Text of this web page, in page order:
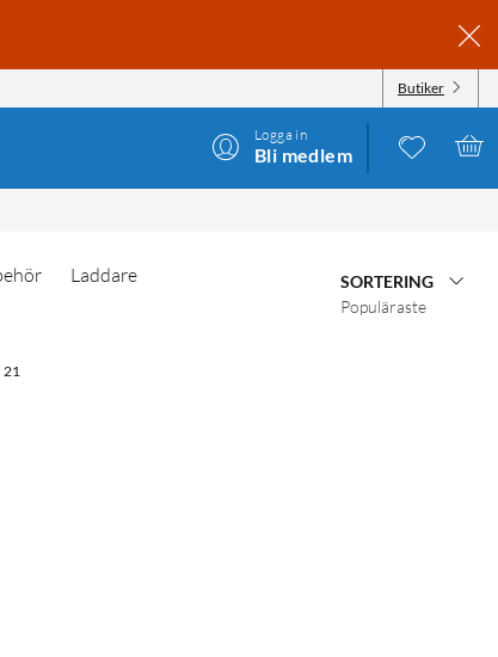
Butiker
Logga in
Bli medlem
Laddare
SORTERING
Populäraste
21